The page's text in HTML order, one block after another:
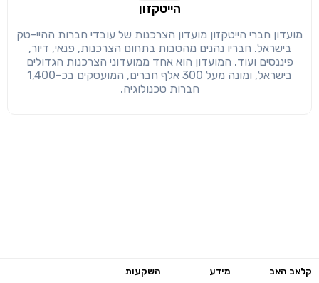
הייטקזון
מועדון חברי הייטקזון מועדון הצרכנות של עובדי חברות ההיי-טק
בישראל. חבריו נהנים מהטבות בתחום הצרכנות, פנאי, דיור,
פיננסים ועוד. המועדון הוא אחד ממועדוני הצרכנות הגדולים
בישראל, ומונה מעל 300 אלף חברים, המועסקים בכ-1,400
חברות טכנולוגיה.
קלאב האב מידע השקעות